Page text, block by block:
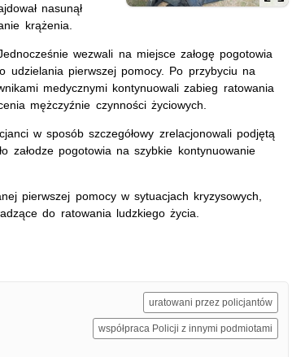
nasunął
krążenia.
wezwali na miejsce załogę pogotowia
udzielania pierwszej pomocy. Po przybyciu na
medycznymi kontynuowali zabieg ratowania
mężczyźnie czynności życiowych.
w sposób szczegółowy zrelacjonowali podjętą
załodze pogotowia na szybkie kontynuowanie
pierwszej pomocy w sytuacjach kryzysowych,
do ratowania ludzkiego życia.
uratowani przez policjantów
współpraca Policji z innymi podmiotami